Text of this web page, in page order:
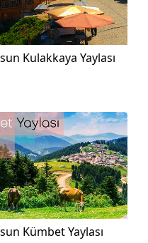
Kulakkaya Yaylası
Kümbet Yaylası